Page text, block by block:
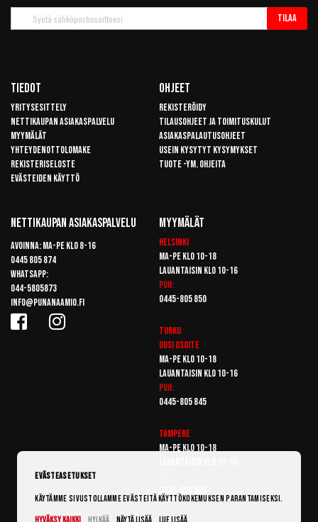
uutiskirje
Tilaa
Tiedot
Yritysesittely
Nettikaupan asiakaspalvelu
Myymälät
Yhteydenottolomake
Rekisteriseloste
Evästeiden käyttö
Ohjeet
Rekisteröidy
Tilausohjeet ja toimituskulut
Asiakaspalautusohjeet
Usein kysytyt kysymykset
Tuote -ym. ohjeita
Nettikaupan Asiakaspalvelu
Avoinna: Ma-pe klo 8-16
0445 805 874
Whatsapp:
044-5805873
info@punanaamio.fi
Myymälät
Helsinki
Ma-pe klo 10-18
Lauantaisin klo 10-16
Puh:
0445-805 850
Turku
Uusi osoite
Ma-pe klo 10-18
Lauantaisin klo 10-16
Puh:
0445-805 845
Tampere
Ma-pe klo 10-18
Evästeasetukset
Käytämme sivustollamme evästeitä käyttökokemuksen parantamiseksi.